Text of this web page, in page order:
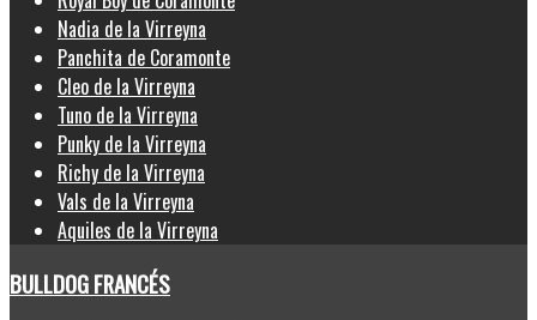
Nadia de la Virreyna
Panchita de Coramonte
Cleo de la Virreyna
Tuno de la Virreyna
Punky de la Virreyna
Richy de la Virreyna
Vals de la Virreyna
Aquiles de la Virreyna
BULLDOG FRANCÉS